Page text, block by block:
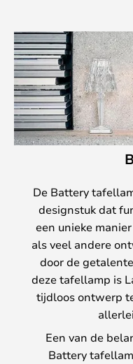
De Battery
designstuk dat
een unieke
als veel andere
door de
deze tafellamp is
tijdloos ontwerp
Een van de
Battery